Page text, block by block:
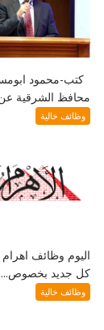
كتب-محمود
محافظ الشرقية عن توفير 1837 فرصه
وظائف خالية
اليوم وظائف
كل جديد بخصوص...
وظائف خالية